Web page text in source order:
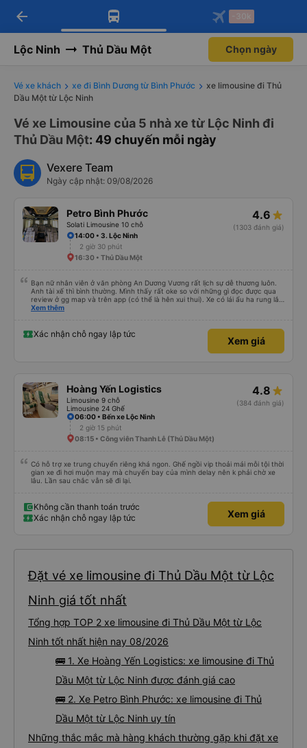
Tải app Vexere ngay!
Nhận ưu đãi thành viên độc
Mở app
Tải app Vexere
-30k/ghế khi đặt vé máy bay qua
Mở app
arrow_back -30k
Lộc Ninh Thủ Dầu Một Chọn ngày
Vé xe khách xe đi Bình Dương từ Bình Phước
xe limousine đi Thủ
Dầu Một từ Lộc Ninh
Vé xe Limousine của 5 nhà xe từ Lộc Ninh đi
Thủ Dầu Một: 49 chuyến mỗi ngày
Vexere Team
Ngày cập nhật: 09/08/2026
Petro Bình Phước
Solati Limousine 10 chỗ
4.6
(1303 đánh giá)
14:00 • 3. Lộc Ninh
2 giờ 30 phút
16:30 • Thủ Dầu Một
Bạn nữ nhân viên ở văn phòng An Dương Vương rất lịch sự dễ thương luôn.
Anh tài xế thì bình thường. Mình thấy rất oke so với những gì đọc được qua
review ở gg map và trên app (có thể là hên xui thui). Xe có lái ẩu ha rung lắc
hay không thì cũng ko rõ tại mình say xe nên ngủ ko à
Xem thêm
Xác nhận chỗ ngay lập tức
Xem giá
Hoàng Yến Logistics
Limousine 9 chỗ
Limousine 24 Ghế
4.8
(384 đánh giá)
06:00 • Bến xe Lộc Ninh
2 giờ 15 phút
08:15 • Công viên Thanh Lễ (Thủ Dầu Một)
Có hỗ trợ xe trung chuyển riêng khá ngon. Ghế ngồi vip thoải mái mỗi tội thời
gian xe đi hơi muộn may mà chuyến bay của mình delay nên k phải chờ xe
lâu. Lần sau chắc vẫn sẽ đi lại.
Không cần thanh toán trước
Xác nhận chỗ ngay lập tức
Xem giá
Đặt vé xe limousine đi Thủ Dầu Một từ Lộc
Ninh giá tốt nhất
Tổng hợp TOP 2 xe limousine đi Thủ Dầu Một từ Lộc
Ninh tốt nhất hiện nay 08/2026
🚌 1. Xe Hoàng Yến Logistics: xe limousine đi Thủ
Dầu Một từ Lộc Ninh được đánh giá cao
🚌 2. Xe Petro Bình Phước: xe limousine đi Thủ
Dầu Một từ Lộc Ninh uy tín
Những thắc mắc mà hàng khách thường gặp khi đặt xe